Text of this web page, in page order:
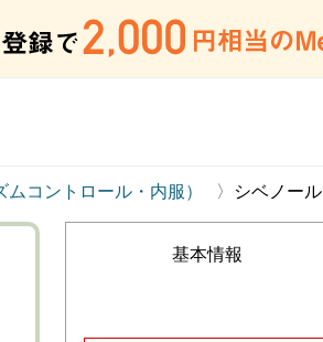
コントロール・内服） シベノール
基本情報